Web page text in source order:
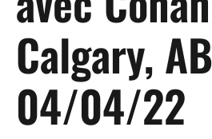
Calgary, AB
04/04/22